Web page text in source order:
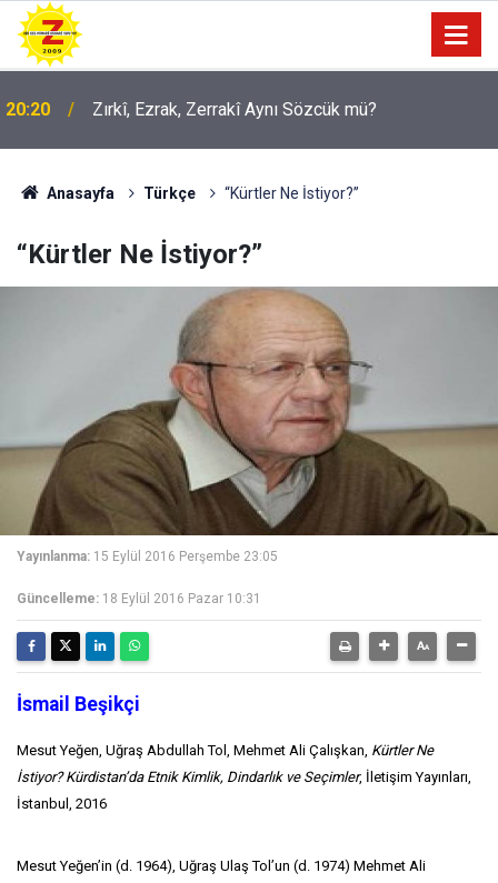
09:56 Ji Zilma Partîzanan Nimûneyeka Piçûk
Anasayfa Türkçe “Kürtler Ne İstiyor?”
“Kürtler Ne İstiyor?”
Yayınlanma: 15 Eylül 2016 Perşembe 23:05
Güncelleme: 18 Eylül 2016 Pazar 10:31
İsmail Beşikçi
Mesut Yeğen, Uğraş Abdullah Tol, Mehmet Ali Çalışkan, Kürtler Ne
İstiyor? Kürdistan’da Etnik Kimlik, Dindarlık ve Seçimler, İletişim Yayınları,
İstanbul, 2016
Mesut Yeğen’in (d. 1964), Uğraş Ulaş Tol’un (d. 1974) Mehmet Ali